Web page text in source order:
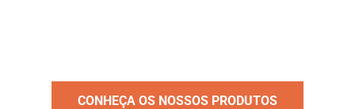
CONHEÇA OS NOSSOS PRODUTOS